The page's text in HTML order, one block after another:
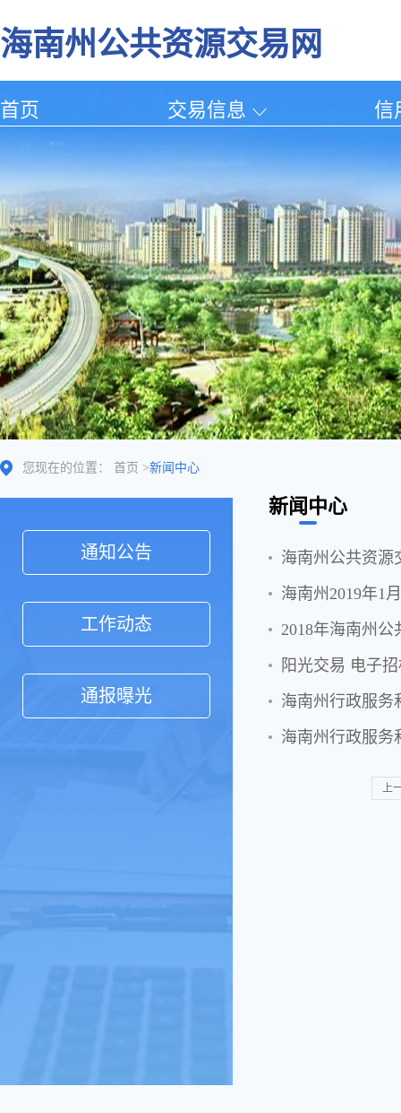
海南州公共资源交易网
首页 交易信息 信
您现在的位置： 首页 >新闻中心
通知公告
工作动态
通报曝光
新闻中心
海南州公共资源
海南州2019年1
2018年海南州
阳光交易 电子
海南州行政服务
海南州行政服务
上